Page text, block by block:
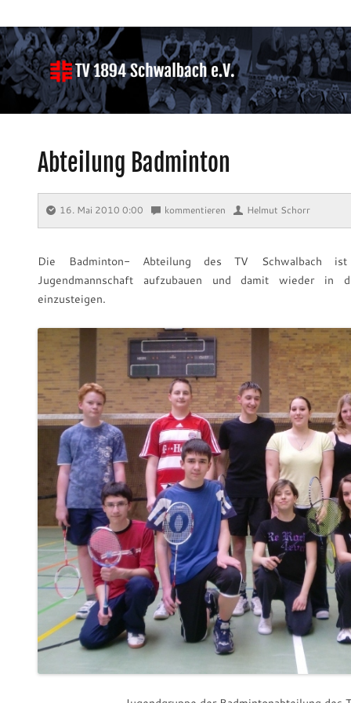
Abteilung Badminton
16. Mai 2010 0:00 ⋅ kommentieren ⋅ Helmut Schorr
Die Badminton- Abteilung des TV Schwalbach
Jugendmannschaft aufzubauen und damit wieder in
einzusteigen.